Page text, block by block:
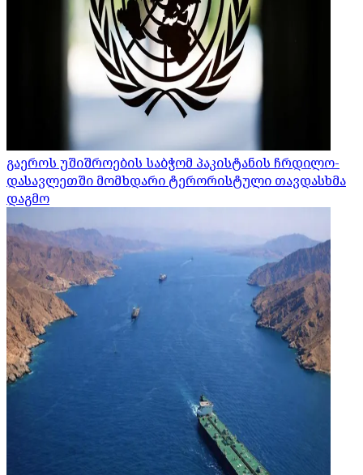
გაეროს უშიშროების საბჭომ პაკისტანის ჩრდილო-
დასავლეთში მომხდარი ტერორისტული თავდასხმა
დაგმო